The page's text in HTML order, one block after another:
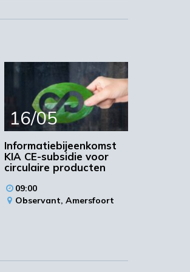
16/05
Informatiebijeenkomst
KIA CE-subsidie voor
circulaire producten
09:00
Observant, Amersfoort